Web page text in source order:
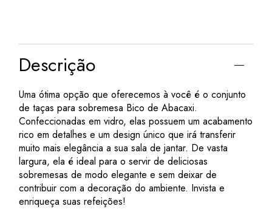
Descrição
Uma ótima opção que oferecemos à você é o conjunto
de taças para sobremesa Bico de Abacaxi.
Confeccionadas em vidro, elas possuem um acabamento
rico em detalhes e um design único que irá transferir
muito mais elegância a sua sala de jantar. De vasta
largura, ela é ideal para o servir de deliciosas
sobremesas de modo elegante e sem deixar de
contribuir com a decoração do ambiente. Invista e
enriqueça suas refeições!